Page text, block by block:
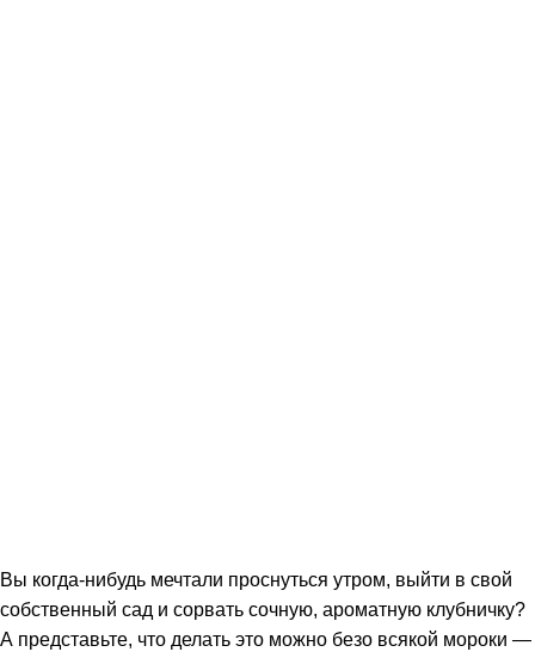
Вы когда-нибудь мечтали проснуться утром, выйти в свой
собственный сад и сорвать сочную, ароматную клубничку?
А представьте, что делать это можно безо всякой мороки —